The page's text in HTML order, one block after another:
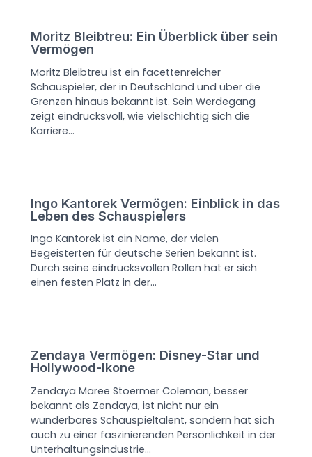
Moritz Bleibtreu: Ein Überblick über sein
Vermögen
Moritz Bleibtreu ist ein facettenreicher
Schauspieler, der in Deutschland und über die
Grenzen hinaus bekannt ist. Sein Werdegang
zeigt eindrucksvoll, wie vielschichtig sich die
Karriere…
Ingo Kantorek Vermögen: Einblick in das
Leben des Schauspielers
Ingo Kantorek ist ein Name, der vielen
Begeisterten für deutsche Serien bekannt ist.
Durch seine eindrucksvollen Rollen hat er sich
einen festen Platz in der…
Zendaya Vermögen: Disney-Star und
Hollywood-Ikone
Zendaya Maree Stoermer Coleman, besser
bekannt als Zendaya, ist nicht nur ein
wunderbares Schauspieltalent, sondern hat sich
auch zu einer faszinierenden Persönlichkeit in der
Unterhaltungsindustrie…